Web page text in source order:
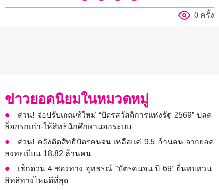
0 ครั้ง
ข่าวยอดนิยมในหมวดหมู่
ด่วน! จ่อปรับเกณฑ์ใหม่ “บัตรสวัสดิการแห่งรัฐ 2569” ปลด
ล็อกรถเก่า-ให้สิทธินักศึกษานอกระบบ
ด่วน! คลังตัดสิทธิบัตรคนจน เหลือแค่ 9.5 ล้านคน จากยอด
ลงทะเบียน 18.82 ล้านคน
เช็กด่วน 4 ช่องทาง อุทธรณ์ “บัตรคนจน ปี 69” ยื่นทบทวน
สิทธิทางไหนดีที่สุด